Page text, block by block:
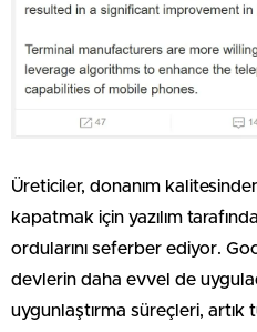
Üreticiler, donanım
kapatmak için yazılım
ordularını seferber ediyor.
devlerin daha evvel de
uygunlaştırma süreçleri, artık